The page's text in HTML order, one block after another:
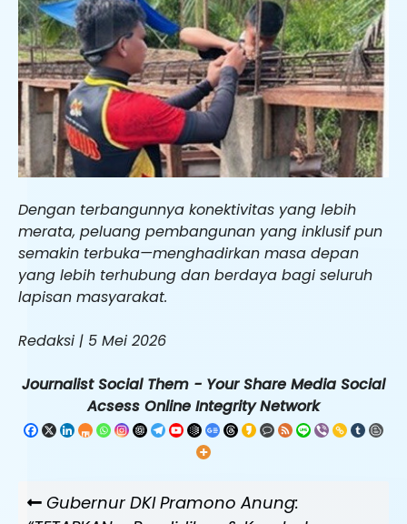
Dengan terbangunnya konektivitas yang lebih
merata, peluang pembangunan yang inklusif pun
semakin terbuka—menghadirkan masa depan
yang lebih terhubung dan berdaya bagi seluruh
lapisan masyarakat.
Redaksi | 5 Mei 2026
Journalist Social Them - Your Share Media Social
Acsess Online Integrity Network
posPrevious
Gubernur DKI Pramono Anung: